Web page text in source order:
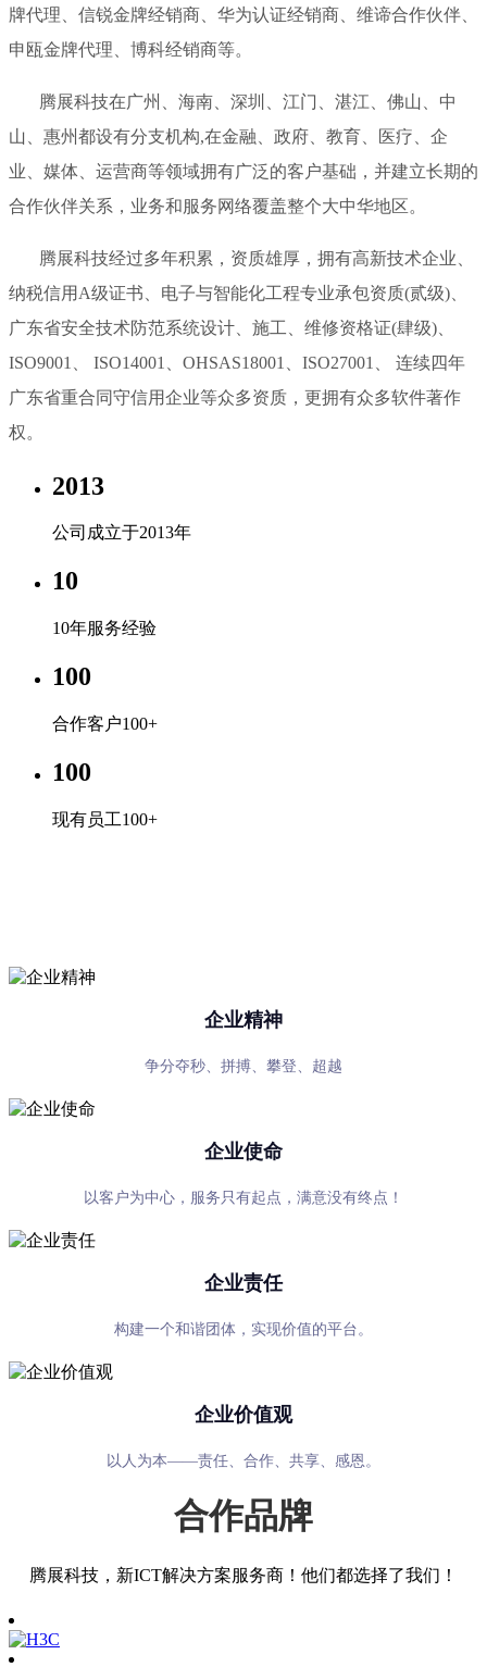
牌代理、信锐金牌经销商、华为认证经销商、维谛合作伙伴、
申瓯金牌代理、博科经销商等。
腾展科技在广州、海南、深圳、江门、湛江、佛山、中
山、惠州都设有分支机构,在金融、政府、教育、医疗、企
业、媒体、运营商等领域拥有广泛的客户基础，并建立长期的
合作伙伴关系，业务和服务网络覆盖整个大中华地区。
腾展科技经过多年积累，资质雄厚，拥有高新技术企业、
纳税信用A级证书、电子与智能化工程专业承包资质(贰级)、
广东省安全技术防范系统设计、施工、维修资格证(肆级)、
ISO9001、 ISO14001、OHSAS18001、ISO27001、 连续四年
广东省重合同守信用企业等众多资质，更拥有众多软件著作
权。
2013
公司成立于2013年
10
10年服务经验
100
合作客户100+
100
现有员工100+
企业精神
争分夺秒、拼搏、攀登、超越
企业使命
以客户为中心，服务只有起点，满意没有终点！
企业责任
构建一个和谐团体，实现价值的平台。
企业价值观
以人为本——责任、合作、共享、感恩。
合作品牌
腾展科技，新ICT解决方案服务商！他们都选择了我们！